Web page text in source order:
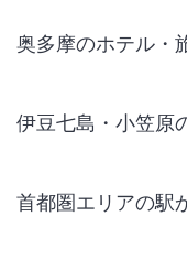
奥多摩のホテル・
伊豆七島・小笠原
首都圏エリアの駅